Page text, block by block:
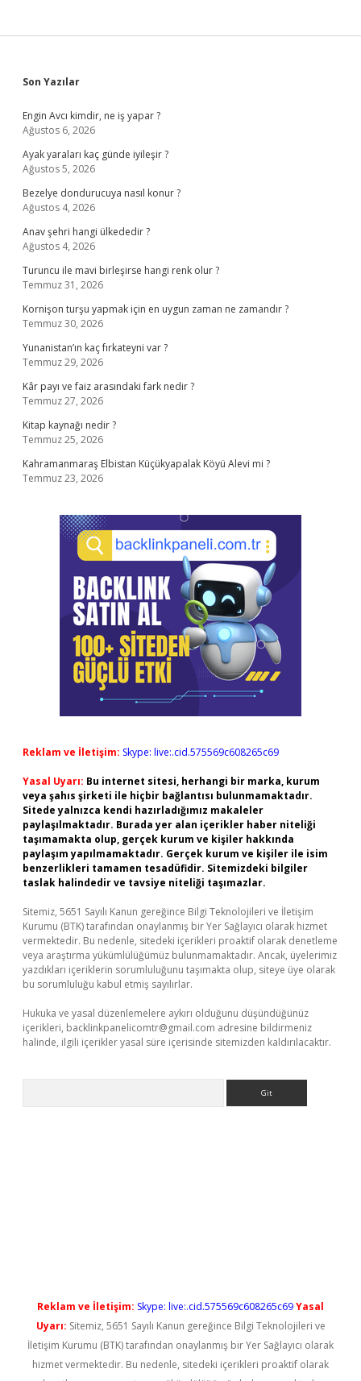
Sidebar
Son Yazılar
Engin Avcı kimdir, ne iş yapar ?
Ağustos 6, 2026
Ayak yaraları kaç günde iyileşir ?
Ağustos 5, 2026
Bezelye dondurucuya nasıl konur ?
Ağustos 4, 2026
Anav şehri hangi ülkededir ?
Ağustos 4, 2026
Turuncu ile mavi birleşirse hangi renk olur ?
Temmuz 31, 2026
Kornişon turşu yapmak için en uygun zaman ne zamandır ?
Temmuz 30, 2026
Yunanistan’ın kaç fırkateyni var ?
Temmuz 29, 2026
Kâr payı ve faiz arasındaki fark nedir ?
Temmuz 27, 2026
Kitap kaynağı nedir ?
Temmuz 25, 2026
Kahramanmaraş Elbistan Küçükyapalak Köyü Alevi mi ?
Temmuz 23, 2026
Reklam ve İletişim: Skype: live:.cid.575569c608265c69
Yasal Uyarı: Bu internet sitesi, herhangi bir marka, kurum
veya şahıs şirketi ile hiçbir bağlantısı bulunmamaktadır.
Sitede yalnızca kendi hazırladığımız makaleler
paylaşılmaktadır. Burada yer alan içerikler haber niteliği
taşımamakta olup, gerçek kurum ve kişiler hakkında
paylaşım yapılmamaktadır. Gerçek kurum ve kişiler ile isim
benzerlikleri tamamen tesadüfidir. Sitemizdeki bilgiler
taslak halindedir ve tavsiye niteliği taşımazlar.
Sitemiz, 5651 Sayılı Kanun gereğince Bilgi Teknolojileri ve İletişim
Kurumu (BTK) tarafından onaylanmış bir Yer Sağlayıcı olarak hizmet
vermektedir. Bu nedenle, sitedeki içerikleri proaktif olarak denetleme
veya araştırma yükümlülüğümüz bulunmamaktadır. Ancak, üyelerimiz
yazdıkları içeriklerin sorumluluğunu taşımakta olup, siteye üye olarak
bu sorumluluğu kabul etmiş sayılırlar.
Hukuka ve yasal düzenlemelere aykırı olduğunu düşündüğünüz
içerikleri, backlinkpanelicomtr@gmail.com adresine bildirmeniz
halinde, ilgili içerikler yasal süre içerisinde sitemizden kaldırılacaktır.
Reklam ve İletişim: Skype: live:.cid.575569c608265c69Yasal
Uyarı: Sitemiz, 5651 Sayılı Kanun gereğince Bilgi Teknolojileri ve
İletişim Kurumu (BTK) tarafından onaylanmış bir Yer Sağlayıcı olarak
hizmet vermektedir. Bu nedenle, sitedeki içerikleri proaktif olarak